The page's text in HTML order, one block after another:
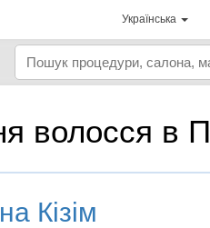
Українська
волосся в
Кізім